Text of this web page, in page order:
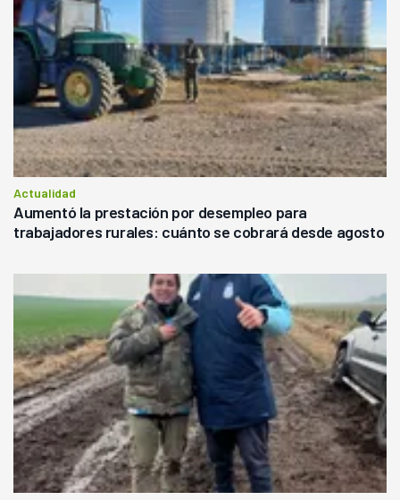
Actualidad
Aumentó la prestación por desempleo para
trabajadores rurales: cuánto se cobrará desde agosto